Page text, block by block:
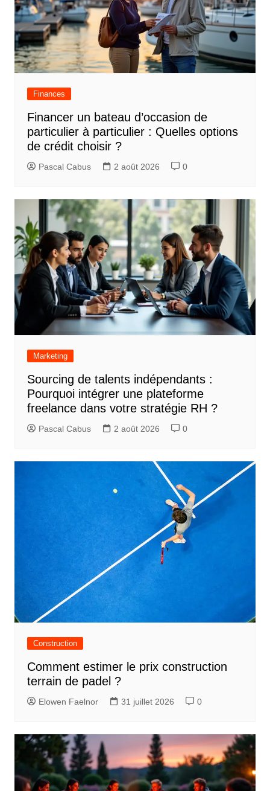
Finances
Financer un bateau d’occasion de
particulier à particulier : Quelles options
de crédit choisir ?
Pascal Cabus 2 août 2026 0
Marketing
Sourcing de talents indépendants :
Pourquoi intégrer une plateforme
freelance dans votre stratégie RH ?
Pascal Cabus 2 août 2026 0
Construction
Comment estimer le prix construction
terrain de padel ?
Elowen Faelnor 31 juillet 2026 0